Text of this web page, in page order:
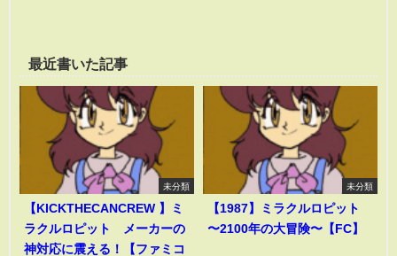
最近書いた記事
未分類
【KICKTHECANCREW 】ミ
ラクルロピット メーカーの
神対応に震える！【ファミコ
未分類
【1987】ミラクルロピット
〜2100年の大冒険〜【FC】